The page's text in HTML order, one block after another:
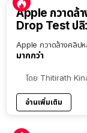
Apple กวาดล้
Drop Test ปลิ
Apple กวาดล้างคลิป
มากกว่า
โดย Thitirath
อ่านเพิ่มเติม